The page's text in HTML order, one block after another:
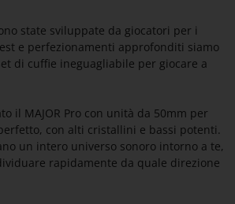
state sviluppate da giocatori per i
e perfezionamenti approfonditi siamo
di cuffie ineguagliabile per giocare a
il MAJOR Pro con unità da 50mm per
con alti cristallini e bassi potenti.
un intero universo sonoro intorno a te,
rapidamente da quale direzione